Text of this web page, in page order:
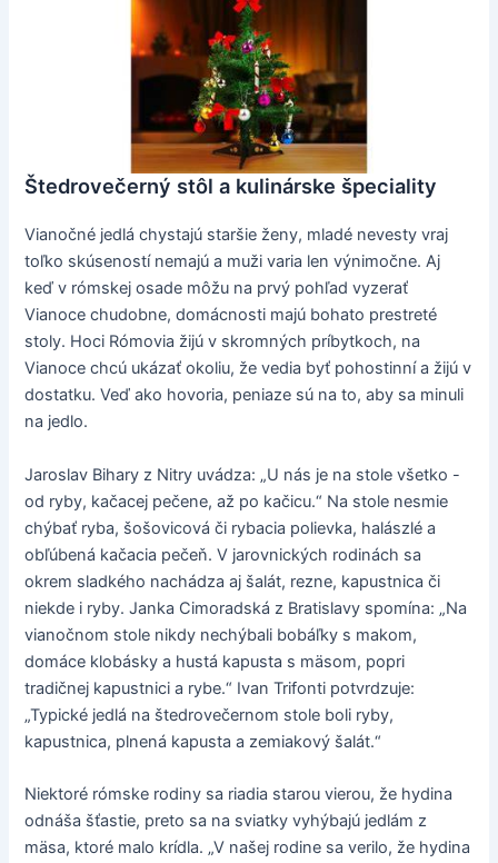
Štedrovečerný stôl a kulinárske špeciality
Vianočné jedlá chystajú staršie ženy, mladé nevesty vraj
toľko skúseností nemajú a muži varia len výnimočne. Aj
keď v rómskej osade môžu na prvý pohľad vyzerať
Vianoce chudobne, domácnosti majú bohato prestreté
stoly. Hoci Rómovia žijú v skromných príbytkoch, na
Vianoce chcú ukázať okoliu, že vedia byť pohostinní a žijú v
dostatku. Veď ako hovoria, peniaze sú na to, aby sa minuli
na jedlo.
Jaroslav Bihary z Nitry uvádza: „U nás je na stole všetko -
od ryby, kačacej pečene, až po kačicu.“ Na stole nesmie
chýbať ryba, šošovicová či rybacia polievka, halászlé a
obľúbená kačacia pečeň. V jarovnických rodinách sa
okrem sladkého nachádza aj šalát, rezne, kapustnica či
niekde i ryby. Janka Cimoradská z Bratislavy spomína: „Na
vianočnom stole nikdy nechýbali bobáľky s makom,
domáce klobásky a hustá kapusta s mäsom, popri
tradičnej kapustnici a rybe.“ Ivan Trifonti potvrdzuje:
„Typické jedlá na štedrovečernom stole boli ryby,
kapustnica, plnená kapusta a zemiakový šalát.“
Niektoré rómske rodiny sa riadia starou vierou, že hydina
odnáša šťastie, preto sa na sviatky vyhýbajú jedlám z
mäsa, ktoré malo krídla. „V našej rodine sa verilo, že hydina